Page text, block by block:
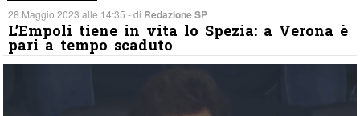
28 Maggio 2023 alle 14:35 - di Redazione SP
L’Empoli tiene in vita lo Spezia: a Verona è
pari a tempo scaduto